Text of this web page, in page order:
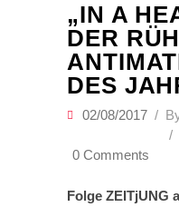
„IN A
DER
DES
02/08/2017
0 Comments
Folge ZEITjUNG